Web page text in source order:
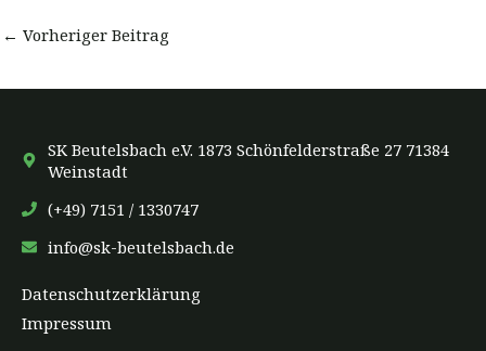
← Vorheriger Beitrag
SK Beutelsbach e.V. 1873 Schönfelderstraße 27 71384
Weinstadt
(+49) 7151 / 1330747
info@sk-beutelsbach.de
Datenschutzerklärung
Impressum